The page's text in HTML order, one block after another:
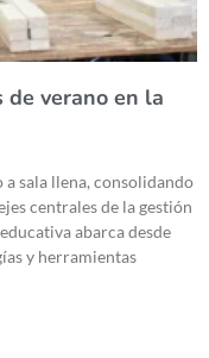
de verano en la
sala llena, consolidando
centrales de la gestión
abarca desde
y herramientas